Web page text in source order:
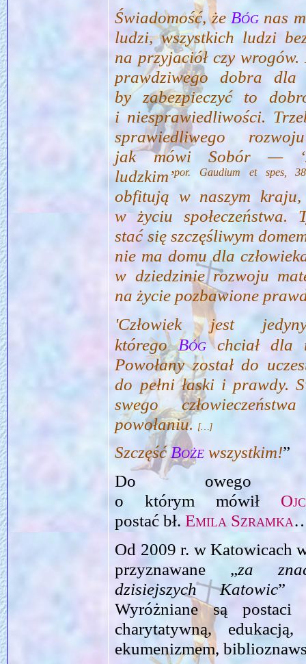
Świadomość, że Bóg nas
ludzi, wszystkich ludzi
na przyjaciół czy
prawdziwego dobra
by zabezpieczyć to
i niesprawiedliwości.
sprawiedliwego
jak mówi Sobór —
ludzkim’por. Gaudium et spes, 38
obfitują w naszym kraju,
w życiu
stać się szczęśliwym
nie ma domu dla
w dziedzinie rozwoju
na życie pozbawione
'Człowiek jest
któregoBógchciał dla
Powołany został do
do pełni łaski i prawdy.
swego
powołaniu. […]
SzczęśćBoże wszystkim!”
Do owego
o którym mówił
postać bł.Emila Szramka
Od 2009 r. w Katowicach
przyznawane „za
dzisiejszych Katowic”
Wyróżniane są
charytatywną,
ekumenizmem,